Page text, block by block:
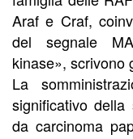
Araf e Craf,
del segnale
kinase», scrivono
La
significativo
da carcinoma